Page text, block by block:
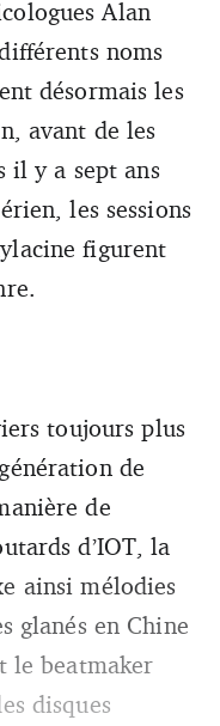
Transsibérien,
Thylacine figurent
: Werner Bayer
Alan
noms
désormais les
avant de les
il y a sept ans
les sessions
figurent
toujours plus
de
de
d’IOT, la
ainsi mélodies
glanés en Chine
le beatmaker
disques